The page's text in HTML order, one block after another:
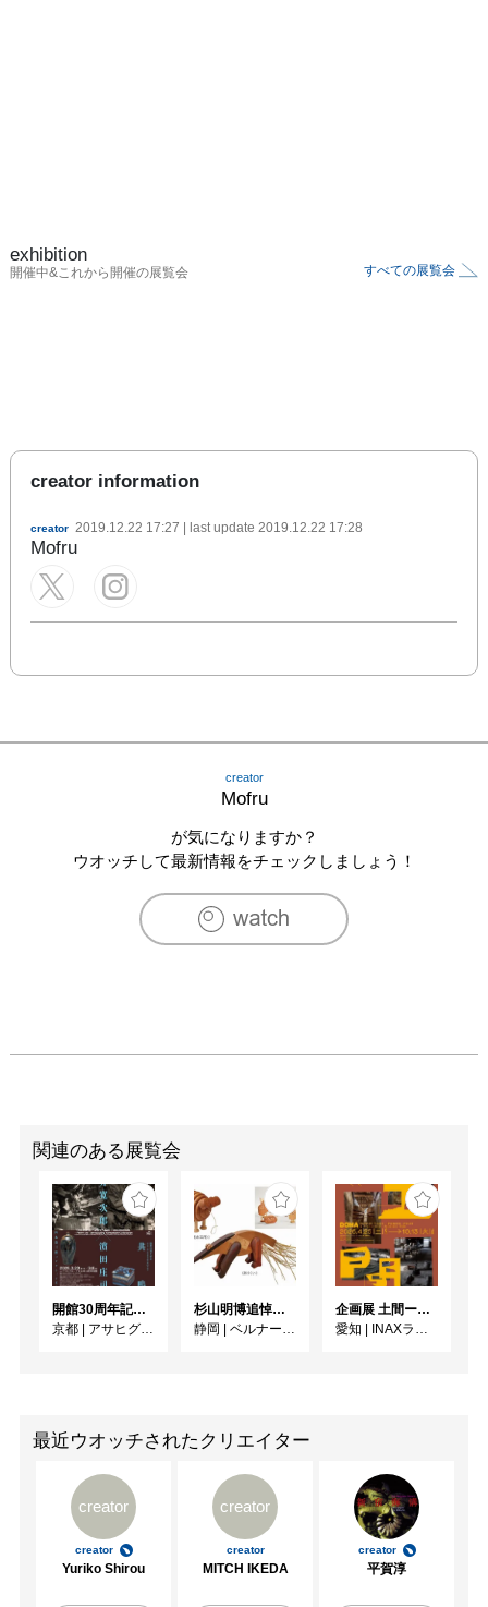
exhibition
開催中&これから開催の展覧会 すべての展覧会
creator information
creator 2019.12.22 17:27 | last update 2019.12.22 17:28
Mofru
creator
Mofru
が気になりますか？
ウオッチして最新情報をチェックしましょう！
関連のある展覧会
開館30周年記念 山本爲三郎・河井寬次郎没後60年記念 「共鳴 河井寬次郎 × 濱田庄司 ー山本爲三郎コレクションより」
京都 | アサヒグループ大山崎山荘美術館
杉山明博追悼展 木とわたし―木工の妙技と美術教育
静岡 | ベルナール・ビュフェ美術館
企画展 土間ーつくって、つかって、再発見ー
愛知 | INAXライブミュージアム
最近ウオッチされたクリエイター
creator
creator
Yuriko Shirou
creator
creator
MITCH IKEDA
creator
平賀淳